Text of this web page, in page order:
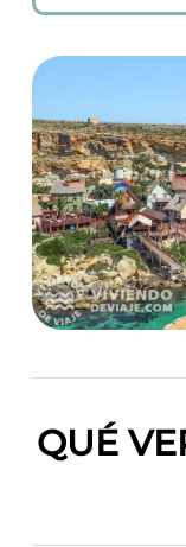
QUÉ